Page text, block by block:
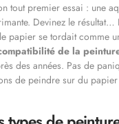
tout premier essai : une
Devinez le résultat…
papier se tordait comme
de la
des années. Pas de
de peindre sur du papier